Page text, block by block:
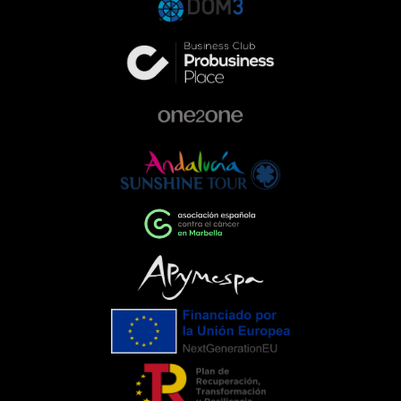
gala responde a una forma de entender
excelencia en el sector de la
automoción. Queremos ser parte activa
de la comunidad, colaborando con
sociedad más comprometida y más
humana.Empresas que impulsan el
cambioEventos como la Gala de la AECC
ponen de manifiesto el importante
papel que pueden desempeñar las
empresas cuando unen esfuerzos en
torno a una causa común. La
colaboración entre entidades,
organizaciones y ciudadanía demuestra
que, trabajando juntos, es posible